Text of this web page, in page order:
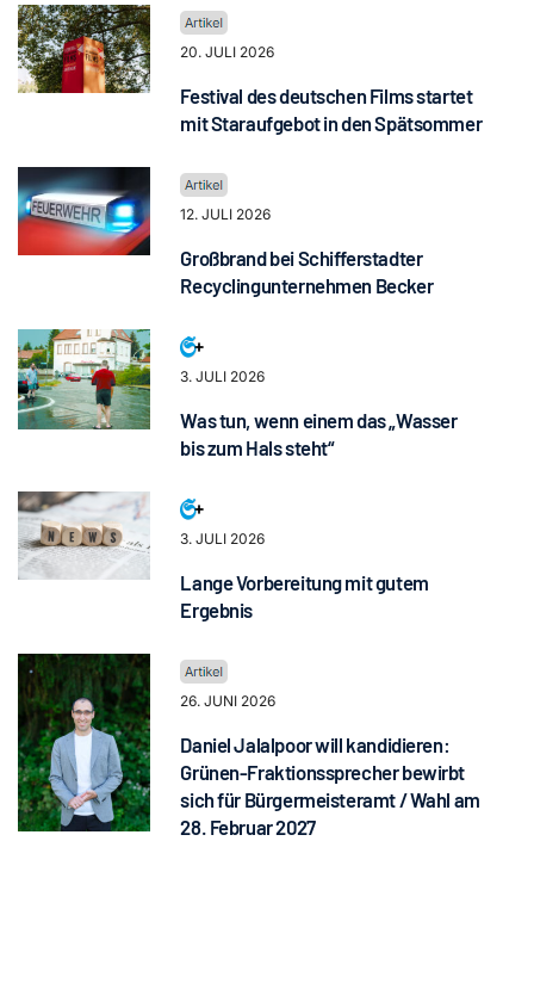
20. JULI 2026
Festival des deutschen Films startet
mit Staraufgebot in den Spätsommer
12. JULI 2026
Großbrand bei Schifferstadter
Recyclingunternehmen Becker
3. JULI 2026
Was tun, wenn einem das „Wasser
bis zum Hals steht“
3. JULI 2026
Lange Vorbereitung mit gutem
Ergebnis
26. JUNI 2026
Daniel Jalalpoor will kandidieren:
Grünen-Fraktionssprecher bewirbt
sich für Bürgermeisteramt / Wahl am
28. Februar 2027